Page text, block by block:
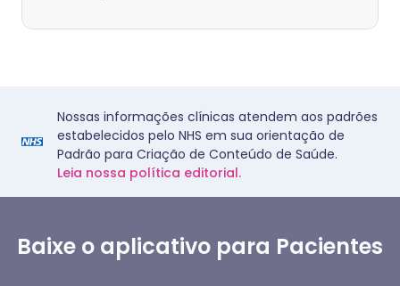
Nossas informações clínicas atendem aos padrões
estabelecidos pelo NHS em sua orientação de
Padrão para Criação de Conteúdo de Saúde.
Leia nossa política editorial.
Baixe o aplicativo para Pacientes